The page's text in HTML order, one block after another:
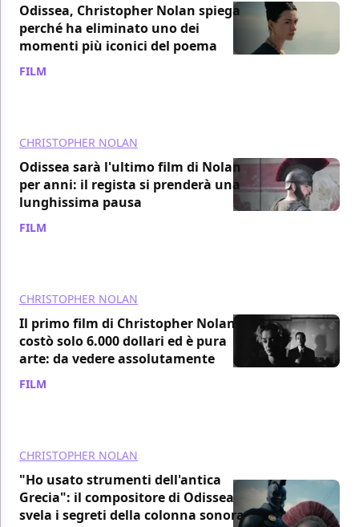
Odissea, Christopher Nolan spiega
perché ha eliminato uno dei
momenti più iconici del poema
FILM
CHRISTOPHER NOLAN
Odissea sarà l'ultimo film di Nolan
per anni: il regista si prenderà una
lunghissima pausa
FILM
CHRISTOPHER NOLAN
Il primo film di Christopher Nolan
costò solo 6.000 dollari ed è pura
arte: da vedere assolutamente
FILM
CHRISTOPHER NOLAN
"Ho usato strumenti dell'antica
Grecia": il compositore di Odissea
svela i segreti della colonna sonora